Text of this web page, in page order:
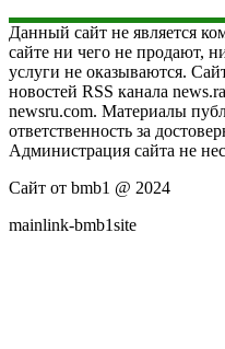
Данный сайт не является
сайте ни чего не продают,
услуги не оказываются.
новостей RSS канала
newsru.com. Материалы
ответственность за
Администрация сайта не
Сайт от bmb1 @ 2024
mainlink-bmb1site